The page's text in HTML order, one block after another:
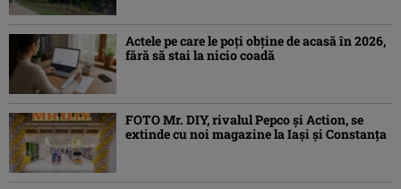
Actele pe care le poți obține de acasă în 2026,
fără să stai la nicio coadă
FOTO Mr. DIY, rivalul Pepco și Action, se
extinde cu noi magazine la Iași și Constanța